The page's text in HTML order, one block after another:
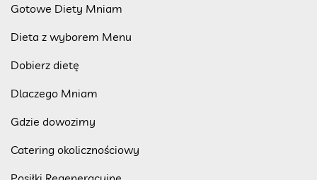
Gotowe Diety Mniam
Dieta z wyborem Menu
Dobierz dietę
Dlaczego Mniam
Gdzie dowozimy
Catering okolicznościowy